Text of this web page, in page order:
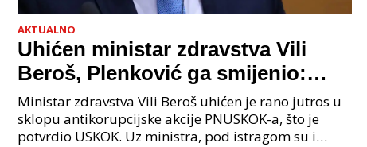
AKTUALNO
Uhićen ministar zdravstva Vili
Beroš, Plenković ga smijenio:
Istraga USKOK-a zbog korupcije
Ministar zdravstva Vili Beroš uhićen je rano jutros u
sklopu antikorupcijske akcije PNUSKOK-a, što je
potvrdio USKOK. Uz ministra, pod istragom su i